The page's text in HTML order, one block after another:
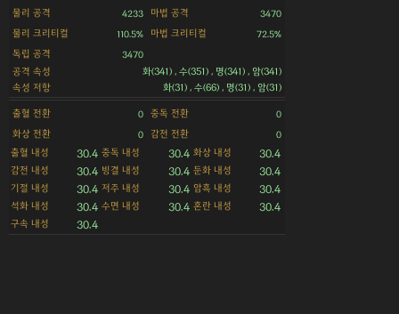
물리 공격 4233 마법 공격 3470
물리 크리티컬 110.5% 마법 크리티컬 72.5%
독립 공격 3470
공격 속성
화(341) , 수(351) , 명(341) , 암(341)
속성 저항
화(31) , 수(66) , 명(31) , 암(31)
출혈 전환 0 중독 전환 0
화상 전환 0 감전 전환 0
출혈 내성 30.4 중독 내성 30.4 화상 내성 30.4
감전 내성 30.4 빙결 내성 30.4 둔화 내성 30.4
기절 내성 30.4 저주 내성 30.4 암흑 내성 30.4
석화 내성 30.4 수면 내성 30.4 혼란 내성 30.4
구속 내성 30.4